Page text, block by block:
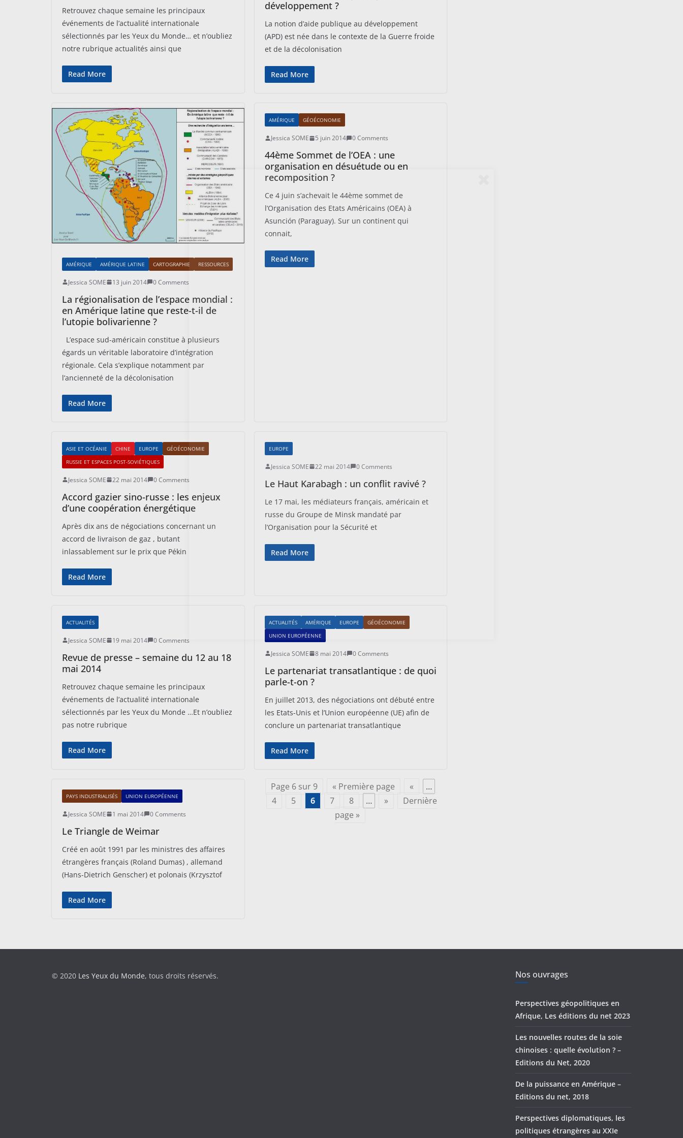
Retrouvez chaque semaine les principaux
événements de l’actualité internationale
sélectionnés par les Yeux du Monde… et n’oubliez
notre rubrique actualités ainsi que
Read More
développement ?
La notion d’aide publique au développement
(APD) est née dans le contexte de la Guerre froide
et de la décolonisation
Read More
AMÉRIQUE AMÉRIQUE LATINE CARTOGRAPHIE RESSOURCES
Jessica SOME 13 juin 2014 0 Comments
La régionalisation de l’espace mondial :
en Amérique latine que reste-t-il de
l’utopie bolivarienne ?
L’espace sud-américain constitue à plusieurs
égards un véritable laboratoire d’intégration
régionale. Cela s’explique notamment par
l’ancienneté de la décolonisation
Read More
AMÉRIQUE GÉOÉCONOMIE
Jessica SOME 5 juin 2014 0 Comments
44ème Sommet de l’OEA : une
organisation en désuétude ou en
recomposition ?
Ce 4 juin s’achevait le 44ème sommet de
l’Organisation des Etats Américains (OEA) à
Asunción (Paraguay). Sur un continent qui
connait,
Read More
ASIE ET OCÉANIE CHINE EUROPE
GÉOÉCONOMIE
RUSSIE ET ESPACES POST-SOVIÉTIQUES
Jessica SOME 22 mai 2014 0 Comments
Accord gazier sino-russe : les enjeux
d’une coopération énergétique
Après dix ans de négociations concernant un
accord de livraison de gaz , butant
inlassablement sur le prix que Pékin
Read More
EUROPE
Jessica SOME 22 mai 2014 0 Comments
Le Haut Karabagh : un conflit ravivé ?
Le 17 mai, les médiateurs français, américain et
russe du Groupe de Minsk mandaté par
l’Organisation pour la Sécurité et
Read More
ACTUALITÉS
Jessica SOME 19 mai 2014 0 Comments
Revue de presse – semaine du 12 au 18
mai 2014
Retrouvez chaque semaine les principaux
événements de l’actualité internationale
sélectionnés par les Yeux du Monde …Et n’oubliez
pas notre rubrique
Read More
ACTUALITÉS AMÉRIQUE EUROPE
GÉOÉCONOMIE
UNION EUROPÉENNE
Jessica SOME 8 mai 2014 0 Comments
Le partenariat transatlantique : de quoi
parle-t-on ?
En juillet 2013, des négociations ont débuté entre
les Etats-Unis et l’Union européenne (UE) afin de
conclure un partenariat transatlantique
Read More
PAYS INDUSTRIALISÉS UNION EUROPÉENNE
Jessica SOME 1 mai 2014 0 Comments
Le Triangle de Weimar
Créé en août 1991 par les ministres des affaires
étrangères français (Roland Dumas) , allemand
(Hans-Dietrich Genscher) et polonais (Krzysztof
Read More
Page 6 sur 9 « Première page «
…
4
5 6 7 8 … »
Dernière
page »
© 2020 Les Yeux du Monde, tous droits réservés. Nos ouvrages
Perspectives géopolitiques en
Afrique, Les éditions du net 2023
Les nouvelles routes de la soie
chinoises : quelle évolution ? –
Editions du Net, 2020
De la puissance en Amérique –
Editions du net, 2018
Perspectives diplomatiques, les
politiques étrangères au XXIe